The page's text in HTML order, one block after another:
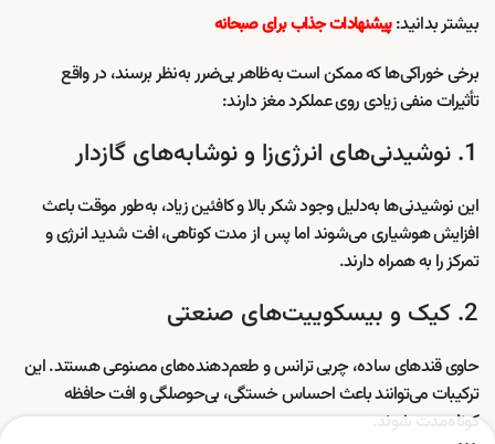
بیشتر بدانید:پیشنهادات جذاب برای صبحانه
برخی خوراکی‌ها که ممکن است به‌ظاهر بی‌ضرر به‌نظر برسند، در واقع
تأثیرات منفی زیادی روی عملکرد مغز دارند:
1. نوشیدنی‌های انرژی‌زا و نوشابه‌های گازدار
این نوشیدنی‌ها به‌دلیل وجود شکر بالا و کافئین زیاد، به‌طور موقت باعث
افزایش هوشیاری می‌شوند اما پس از مدت کوتاهی، افت شدید انرژی و
تمرکز را به همراه دارند.
2. کیک و بیسکوییت‌های صنعتی
حاوی قندهای ساده، چربی ترانس و طعم‌دهنده‌های مصنوعی هستند. این
ترکیبات می‌توانند باعث احساس خستگی، بی‌حوصلگی و افت حافظه
کوتاه‌مدت شوند.